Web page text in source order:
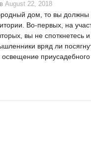
August 22, 2018
дом, то вы должны
Во-первых, на
вы не споткнетесь
вряд ли